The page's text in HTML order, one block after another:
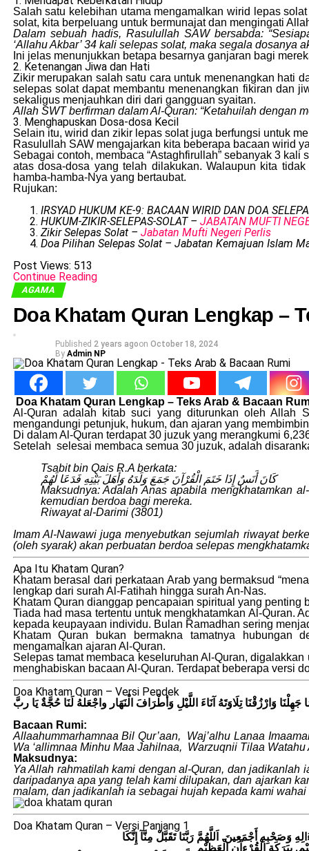
Salah satu kelebihan utama mengamalkan wirid lepas
solat, kita berpeluang untuk bermunajat dan mengingati
Dalam sebuah hadis, Rasulullah SAW bersabda:
‘Allahu Akbar’ 34 kali selepas solat, maka segala
Ini jelas menunjukkan betapa besarnya ganjaran bagi
2. Ketenangan Jiwa dan Hati
Zikir merupakan salah satu cara untuk menenangkan hati
selepas solat dapat membantu menenangkan fikiran dan
sekaligus menjauhkan diri dari gangguan syaitan.
Allah SWT berfirman dalam Al-Quran: “Ketahuilah dengan
3. Menghapuskan Dosa-dosa Kecil
Selain itu, wirid dan zikir lepas solat juga berfungsi untuk
Rasulullah SAW mengajarkan kita beberapa bacaan wirid
Sebagai contoh, membaca “Astaghfirullah” sebanyak 3
atas dosa-dosa yang telah dilakukan. Walaupun kita
hamba-hamba-Nya yang bertaubat.
Rujukan:
IRSYAD HUKUM KE-9: BACAAN WIRID DAN DOA
HUKUM-ZIKIR-SELEPAS-SOLAT – JABATAN MUFTI
Zikir Selepas Solat – Jabatan Mufti Negeri Perlis
Doa Pilihan Selepas Solat – Jabatan Kemajuan Islam
Post Views: 513
Continue Reading
AGAMA
Doa Khatam Quran Lengkap –
Published 2 years agoon October 18, 2024
By Admin NP
Doa Khatam Quran Lengkap – Teks Arab & Bacaan
Al-Quran adalah kitab suci yang diturunkan oleh Allah
mengandungi petunjuk, hukum, dan ajaran yang
Di dalam Al-Quran terdapat 30 juzuk yang merangkumi
Setelah selesai membaca semua 30 juzuk, adalah
Tsabit bin Qais R.A berkata:
كَانَ أَنَسٌ إِذَا خَتَمَ الْقُرْآنَ جَمَعَ وَلَدَهُ وَأَهَلَ بَيْتِهِ فَدَعَا لَهُمْ
Maksudnya: Adalah Anas apabila mengkhatamkan
kemudian berdoa bagi mereka.
Riwayat al-Darimi (3801)
Imam Al-Nawawi juga menyebutkan sejumlah riwayat
(oleh syarak) akan perbuatan berdoa selepas
Apa Itu Khatam Quran?
Khatam berasal dari perkataan Arab yang bermaksud
lengkap dari surah Al-Fatihah hingga surah An-Nas.
Khatam Quran dianggap pencapaian spiritual yang
Tiada had masa tertentu untuk mengkhatamkan Al-Quran.
kepada keupayaan individu. Bulan Ramadhan sering
Khatam Quran bukan bermakna tamatnya hubungan
mengamalkan ajaran Al-Quran.
Selepas tamat membaca keseluruhan Al-Quran,
menghabiskan bacaan Al-Quran. Terdapat beberapa versi
Doa Khatam Quran – Versi Pendek
وَارْزُقْنَا تِلَاوَتَهُ آنَاءَ اللَّيْلِ وَأطْرَافَ الْنَهَار واجْعَلهُ لَنَا حُجَّةٌ يَا ربَّ
Bacaan Rumi:
Allaahummarhamnaa Bil Qur’aan, Waj’alhu Lanaa
Wa ‘allimnaa Minhu Maa Jahilnaa, Warzuqnii Tilaa
Maksudnya:
Ya Allah rahmatilah kami dengan al-Quran, dan jadikanlah
daripadanya apa yang telah kami dilupakan, dan ajarkan
malam, dan jadikanlah ia sebagai hujah kepada kami
Doa Khatam Quran – Versi Panjang 1
وَصَحْبِهِ أَجْمَعِينَ. اَللَّهُمَّ رَبَّنَا تَقَبَّلْ مِنَّآ إِنَّكَا